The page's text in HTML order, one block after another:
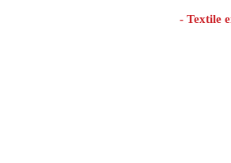
- Textile